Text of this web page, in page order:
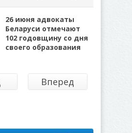
26 июня адвокаты
Беларуси отмечают
102 годовщину со дня
своего образования
Вперед